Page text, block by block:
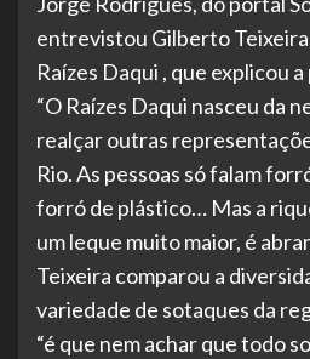
entrevistou Gilberto
Raízes Daqui , que explicou
“O Raízes Daqui nasceu da
realçar outras
Rio. As pessoas só falam
forró de plástico… Mas a
um leque muito maior, é
Teixeira comparou a
variedade de sotaques da
“é que nem achar que todo